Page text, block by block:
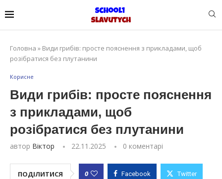
Головна » Види грибів: просте пояснення з прикладами, щоб
розібратися без плутанини
Корисне
Види грибів: просте пояснення
з прикладами, щоб
розібратися без плутанини
автор Віктор 22.11.2025 0 коментарі
ПОДІЛИТИСЯ 0 Facebook Twitter